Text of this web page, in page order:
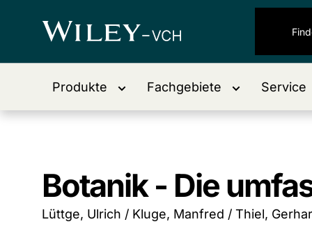
Produkte Fachgebiete Service
Botanik - Die
Lüttge, Ulrich / Kluge, Manfred / Thiel,